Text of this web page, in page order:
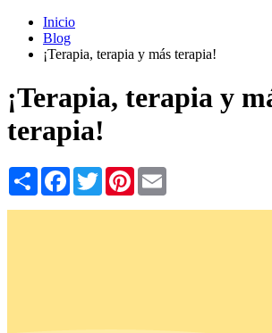
Inicio
Blog
¡Terapia, terapia y más terapia!
¡Terapia, terapia y
terapia!
Share Facebook
TwitterPinterest